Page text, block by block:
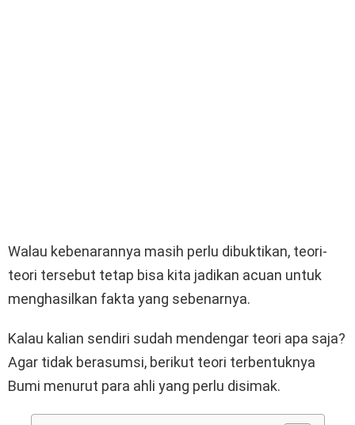
Walau kebenarannya masih perlu dibuktikan, teori-
teori tersebut tetap bisa kita jadikan acuan untuk
menghasilkan fakta yang sebenarnya.
Kalau kalian sendiri sudah mendengar teori apa saja?
Agar tidak berasumsi, berikut teori terbentuknya
Bumi menurut para ahli yang perlu disimak.